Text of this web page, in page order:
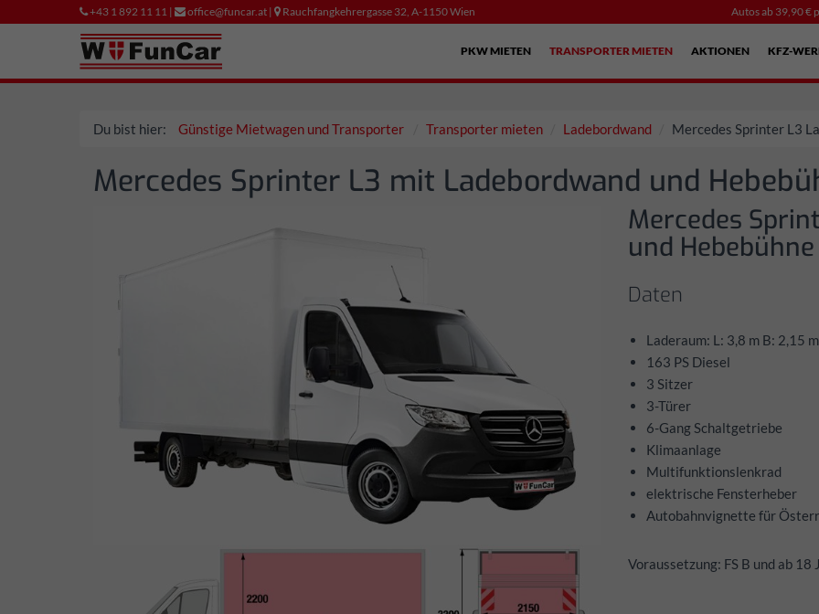
+43 1 892 11 11 | office@funcar.at | Rauchfangkehrergasse 32, A-1150 Wien Autos ab 39,90 €
PKW MIETEN TRANSPORTER MIETEN AKTIONEN KFZ-
Du bist hier: Günstige Mietwagen und Transporter Transporter mieten Ladebordwand Mercedes Sprinter L3
Mercedes Sprinter L3 mit Ladebordwand und
Mercedes
und Hebebühne
Daten
Laderaum: L: 3,8 m B: 2,15
163 PS Diesel
3 Sitzer
3-Türer
6-Gang Schaltgetriebe
Klimaanlage
Multifunktionslenkrad
elektrische Fensterheber
Autobahnvignette für
Voraussetzung: FS B und ab 18